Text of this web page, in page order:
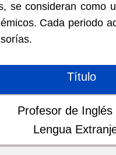
se consideran como
Cada periodo
Título
Profesor de Inglés
Lengua